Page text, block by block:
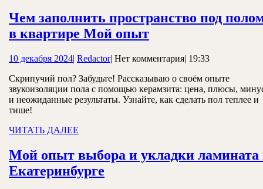
Чем заполнить пространство под
в квартире Мой опытЧем
пространство
под
полом
опыт
10 декабря 202410
2024
| RedactorRedactor
| Нет комментария| 19:33
Скрипучий пол? Забудьте! Рассказываю о своём опыте
звукоизоляции пола с помощью керамзита: цена, плюсы,
и неожиданные результаты. Узнайте, как сделать пол теплее и
тише!
ЧИТАТЬ ДАЛЕЕ
Мой опыт выбора и укладки ламината
Екатеринбурге